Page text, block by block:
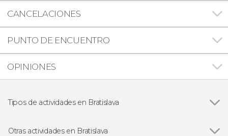
CANCELACIONES
PUNTO DE ENCUENTRO
OPINIONES
Tipos de actividades en Bratislava
Free Tour
Otras actividades en Bratislava